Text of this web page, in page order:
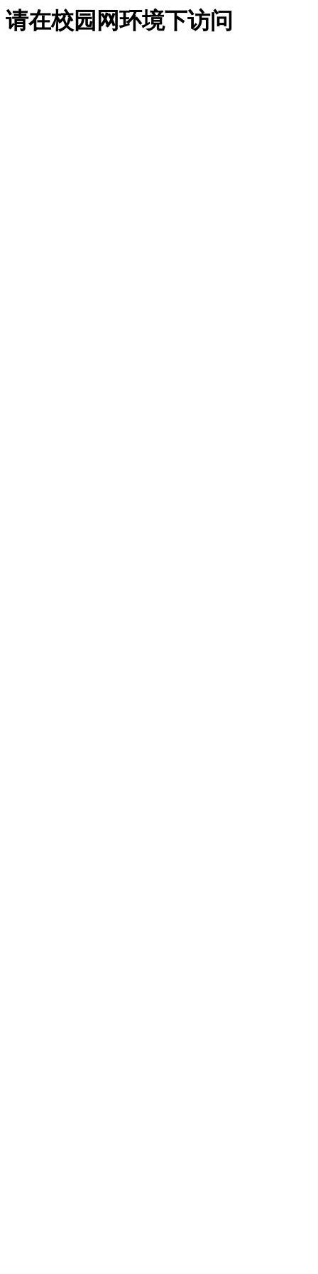
请在校园网环境下访问